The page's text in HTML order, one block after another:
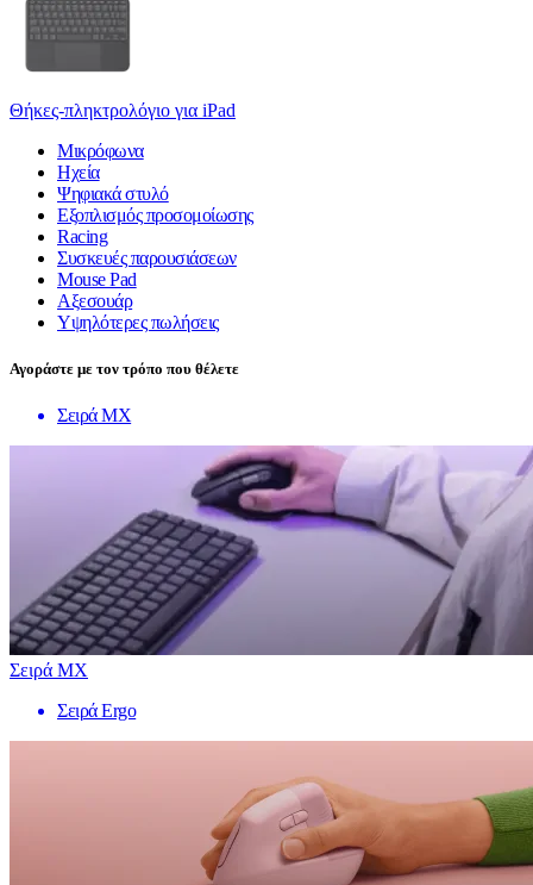
Θήκες-πληκτρολόγιο για iPad
Μικρόφωνα
Ηχεία
Ψηφιακά στυλό
Εξοπλισμός προσομοίωσης
Racing
Συσκευές παρουσιάσεων
Mouse Pad
Αξεσουάρ
Υψηλότερες πωλήσεις
Αγοράστε με τον τρόπο που θέλετε
Σειρά MX
Σειρά MX
Σειρά Ergo